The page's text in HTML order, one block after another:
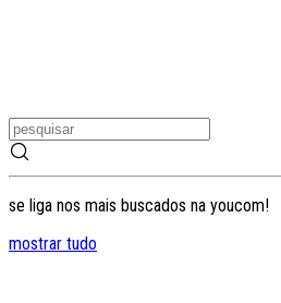
se liga nos mais buscados na youcom!
mostrar tudo